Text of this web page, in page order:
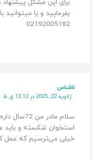
برای این مشکل
بفرمایید و یا میتوانید
02192005182
ناشناس
ژانویه 22, 2025 در 12:12 ق.ظ
استخوان شکسته و
خیلی می‌ترسیم که عمل